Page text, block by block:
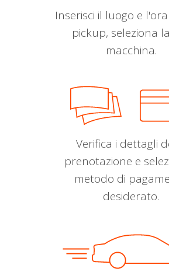
Inserisci il luogo e
pickup, seleziona
macchina.
Verifica i dettagli
prenotazione e
metodo di
desiderato.